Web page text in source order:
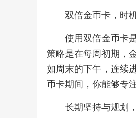
双倍金币卡，时
使用双倍金币卡
策略是在每周初期，
如周末的下午，连续
币卡期间，你能够专
长期坚持与规划